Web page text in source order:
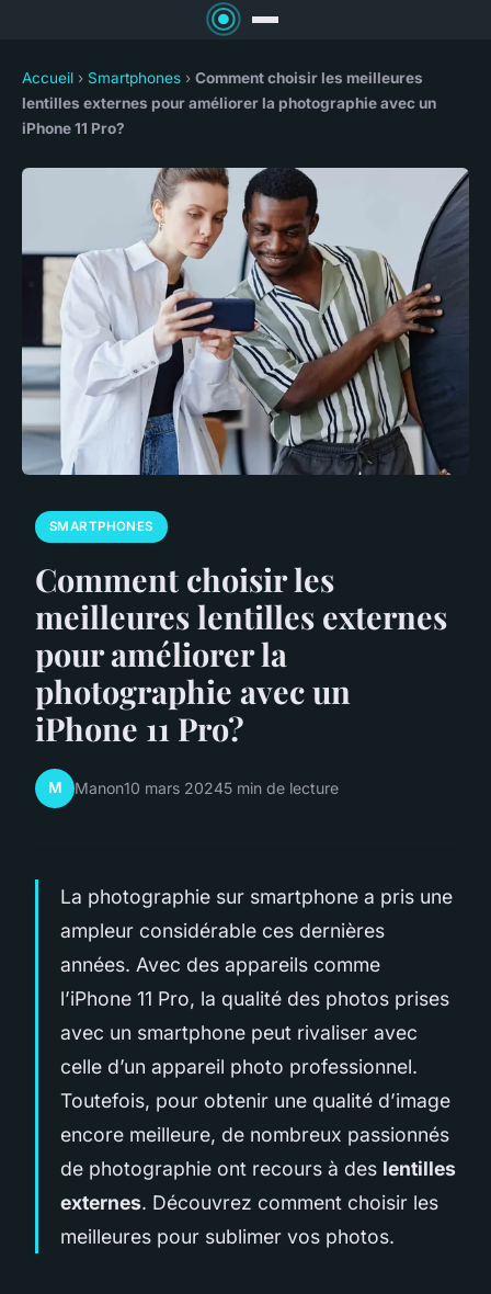
Accueil › Smartphones › Comment choisir les meilleures
lentilles externes pour améliorer la photographie avec un
iPhone 11 Pro?
SMARTPHONES
Comment choisir les
meilleures lentilles externes
pour améliorer la
photographie avec un
iPhone 11 Pro?
M Manon10 mars 20245 min de lecture
La photographie sur smartphone a pris une
ampleur considérable ces dernières
années. Avec des appareils comme
l’iPhone 11 Pro, la qualité des photos prises
avec un smartphone peut rivaliser avec
celle d’un appareil photo professionnel.
Toutefois, pour obtenir une qualité d’image
encore meilleure, de nombreux passionnés
de photographie ont recours à des lentilles
externes. Découvrez comment choisir les
meilleures pour sublimer vos photos.